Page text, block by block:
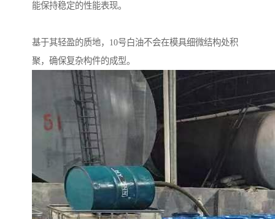
能保持稳定的性能表现。
基于其轻盈的质地，10号白油不会在模具细微结构处积
聚，确保复杂构件的成型。